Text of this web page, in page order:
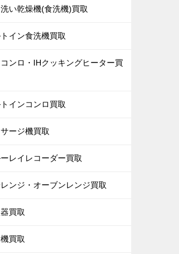
い乾燥機(食洗機)買取
イン食洗機買取
ンロ・IHクッキングヒーター買
インコンロ買取
ージ機買取
レイレコーダー買取
ンジ・オーブンレンジ買取
買取
買取